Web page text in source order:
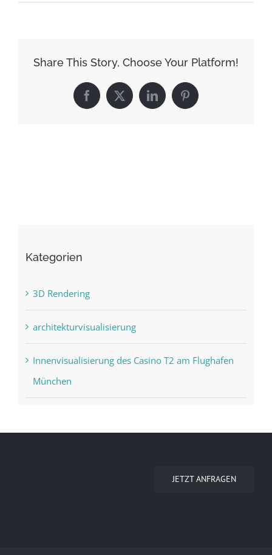
Share This Story, Choose Your Platform!
Facebook
X LinkedInPinterest
Kategorien
3D Rendering
architekturvisualisierung
Innenvisualisierung des Casino T2 am Flughafen
München
JETZT ANFRAGEN